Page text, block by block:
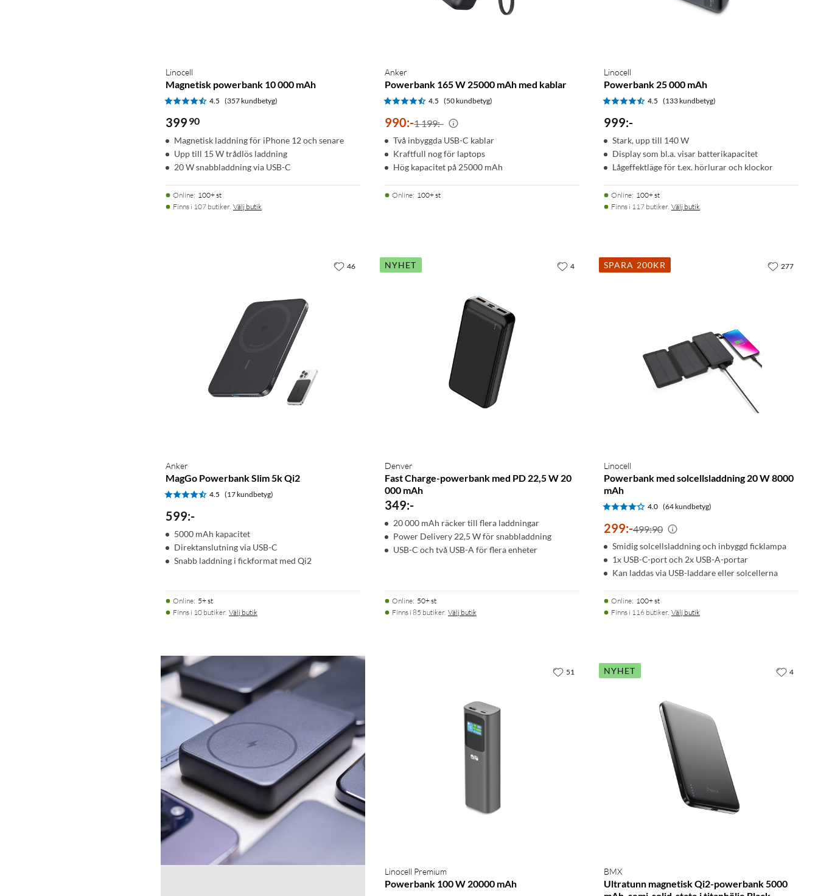
Linocell
Magnetisk powerbank 10 000 mAh
4.5 (357 kundbetyg)
399 90
Magnetisk laddning för iPhone 12 och senare
Upp till 15 W trådlös laddning
20 W snabbladdning via USB-C
Online: 100+ st
Finns i 107 butiker. Välj butik
Anker
Powerbank 165 W 25000 mAh med kablar
4.5 (50 kundbetyg)
990:-1 199:-
Två inbyggda USB-C kablar
Kraftfull nog för laptops
Hög kapacitet på 25000 mAh
Online: 100+ st
Linocell
Powerbank 25 000 mAh
4.5 (133 kundbetyg)
999:-
Stark, upp till 140 W
Display som bl.a. visar batterikapacitet
Lågeffektläge för t.ex. hörlurar och klockor
Online: 100+ st
Finns i 117 butiker. Välj butik
Anker
MagGo Powerbank Slim 5k Qi2
4.5 (17 kundbetyg)
599:-
5000 mAh kapacitet
Direktanslutning via USB-C
Snabb laddning i fickformat med Qi2
Online: 5+ st
Finns i 10 butiker. Välj butik
46 NYHET
Denver
Fast Charge-powerbank med PD 22,5 W 20
000 mAh
349:-
20 000 mAh räcker till flera laddningar
Power Delivery 22,5 W för snabbladdning
USB-C och två USB-A för flera enheter
Online: 50+ st
Finns i 85 butiker. Välj butik
4 SPARA 200KR
Linocell
Powerbank med solcellsladdning 20 W 8000
mAh
4.0 (64 kundbetyg)
299:-499:90
Smidig solcellsladdning och inbyggd ficklampa
1x USB-C-port och 2x USB-A-portar
Kan laddas via USB-laddare eller solcellerna
Online: 100+ st
Finns i 116 butiker. Välj butik
277
Linocell Premium
Powerbank 100 W 20000 mAh
51 NYHET
BMX
Ultratunn magnetisk Qi2-powerbank 5000
4